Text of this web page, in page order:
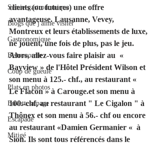
Semie-gastronomique
Blogs que j'aime visiter
Gastronomique
Bistronomie
Coup de gueule
Plats en photos
Buvette alpage
Escapade
Mitigé
clients (ou futures) une offre
avantageuse. Lausanne, Vevey,
Montreux et leurs établissements de luxe,
ne jouent, une fois de plus, pas le jeu.
Alors, allez-vous faire plaisir au  «
Bayview » de l'Hôtel Président Wilson et
son menu à 125.- chf., au restaurant «
Le Flacon » à Carouge.et son menu à
100.-chf, au restaurant " Le Cigalon " à
Thônex et son menu à 56.- chf ou encore
au restaurant «Damien Germanier «  à
Sion. Ils sont tous référencés dans le